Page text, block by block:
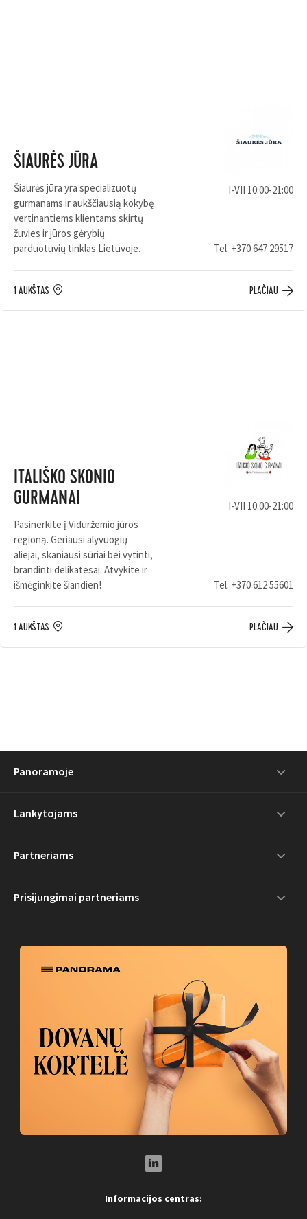
ŠIAURĖS JŪRA
Šiaurės jūra yra specializuotų
gurmanams ir aukščiausią kokybę
vertinantiems klientams skirtų
žuvies ir jūros gėrybių
parduotuvių tinklas Lietuvoje.
I-VII 10:00-21:00
Tel. +370 647 29517
1 AUKŠTAS PLAČIAU
ITALIŠKO SKONIO
GURMANAI
Pasinerkite į Viduržemio jūros
regioną. Geriausi alyvuogių
aliejai, skaniausi sūriai bei vytinti,
brandinti delikatesai. Atvykite ir
išmėginkite šiandien!
I-VII 10:00-21:00
Tel. +370 612 55601
1 AUKŠTAS PLAČIAU
Panoramoje
Lankytojams
Partneriams
Prisijungimai partneriams
Informacijos centras: